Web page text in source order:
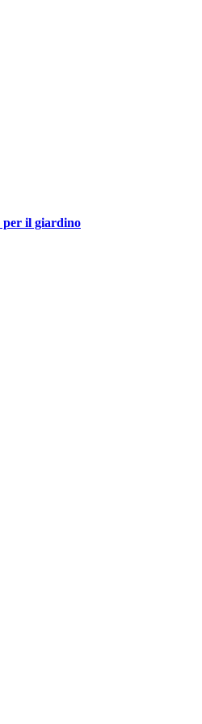
il giardino